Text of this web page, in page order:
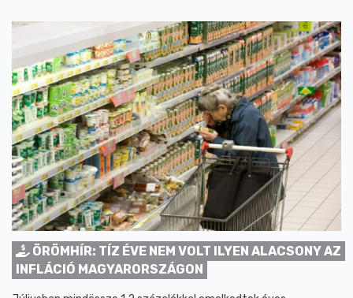
ÖRÖMHÍR: TÍZ ÉVE NEM VOLT ILYEN ALACSONY AZ
INFLÁCIÓ MAGYARORSZÁGON